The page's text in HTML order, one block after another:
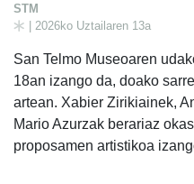
STM
| 2026ko Uztailaren 13a
San Telmo Museoaren
18an izango da, doako
artean. Xabier Zirikiainek,
Mario Azurzak berariaz
proposamen artistikoa